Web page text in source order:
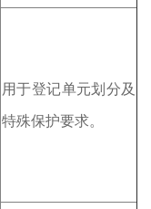
用于登记单元划分及
特殊保护要求。